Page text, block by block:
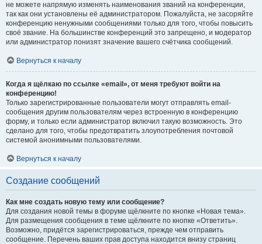
не можете напрямую изменять наименования званий на конференции,
так как они установлены её администратором. Пожалуйста, не засоряйте
конференцию ненужными сообщениями только для того, чтобы повысить
своё звание. На большинстве конференций это запрещено, и модератор
или администратор понизят значение вашего счётчика сообщений.
Вернуться к началу
Когда я щёлкаю по ссылке «email», от меня требуют войти на
конференцию!
Только зарегистрированные пользователи могут отправлять email-
сообщения другим пользователям через встроенную в конференцию
форму, и только если администратор включил такую возможность. Это
сделано для того, чтобы предотвратить злоупотребления почтовой
системой анонимными пользователями.
Вернуться к началу
Создание сообщений
Как мне создать новую тему или сообщение?
Для создания новой темы в форуме щёлкните по кнопке «Новая тема».
Для размещения сообщения в теме щёлкните по кнопке «Ответить».
Возможно, придётся зарегистрироваться, прежде чем отправить
сообщение. Перечень ваших прав доступа находится внизу страниц